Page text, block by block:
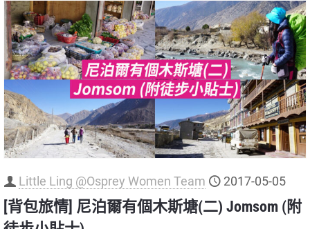
Little Ling @Osprey Women Team 2017-05-05
[背包旅情] 尼泊爾有個木斯塘(二) Jomsom (附